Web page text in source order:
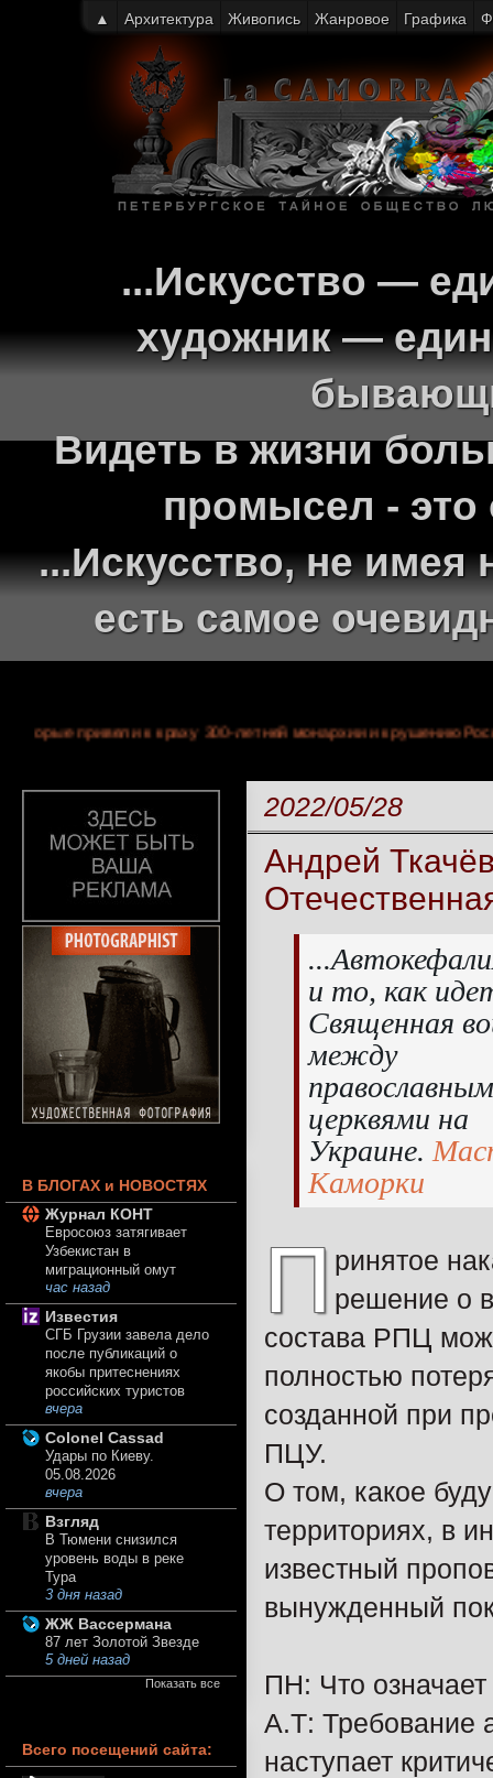
...Искусство —
художник —
Видеть в жизни
промысел - это
...Искусство, не
есть самое
которые привели к краху 300-летней монархии и
2022/05/28
Андрей
и то, как
Священная
между
церквями на
Украине.
Каморки
П ринятое
решение о
состава РПЦ
полностью
созданной при
ПЦУ.
О том, какое
территориях, в
известный
вынужденный
ПН: Что
А.Т: Требование
наступает
В БЛОГАХ и НОВОСТЯХ
Журнал КОНТ
Евросоюз затягивает
Узбекистан в
миграционный омут
час назад
Известия
СГБ Грузии завела дело
после публикаций о
якобы притеснениях
российских туристов
вчера
Colonel Cassad
Удары по Киеву.
05.08.2026
вчера
Взгляд
В Тюмени снизился
уровень воды в реке
Тура
3 дня назад
ЖЖ Вассермана
87 лет Золотой Звезде
5 дней назад
Показать все
Всего посещений сайта:
▲ Архитектура Живопись Жанровое Графика